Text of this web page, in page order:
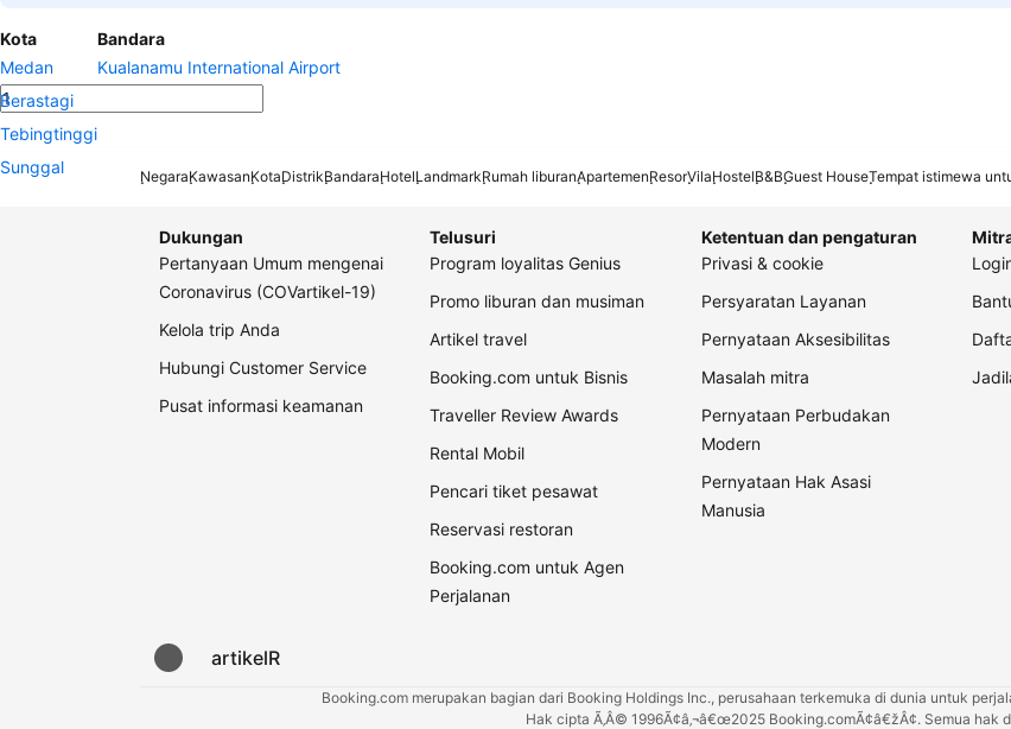
Kota
Medan
Berastagi
Tebingtinggi
Sunggal
Bandara
Kualanamu International Airport
NegaraKawasanKotaDistrikBandaraHotelLandmarkRumah liburanApartemenResorVilaHostelB&BGuest HouseTempat istimewa
Dukungan
Pertanyaan Umum mengenai
Coronavirus (COVartikel-19)
Kelola trip Anda
Hubungi Customer Service
Pusat informasi keamanan
Telusuri
Program loyalitas Genius
Promo liburan dan musiman
Artikel travel
Booking.com untuk Bisnis
Traveller Review Awards
Rental Mobil
Pencari tiket pesawat
Reservasi restoran
Booking.com untuk Agen
Perjalanan
Ketentuan dan pengaturan
Privasi & cookie
Persyaratan Layanan
Pernyataan Aksesibilitas
Masalah mitra
Pernyataan Perbudakan
Modern
Pernyataan Hak Asasi
Manusia
artikelR
Booking.com merupakan bagian dari Booking Holdings Inc., perusahaan terkemuka di dunia untuk
Hak cipta Ã‚Â© 1996Ã¢â‚¬â€œ2025 Booking.comÃ¢â€žÂ¢. Semua hak